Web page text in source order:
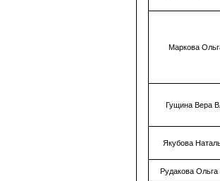
Маркова
Гущина Вера
Якубова
Рудакова